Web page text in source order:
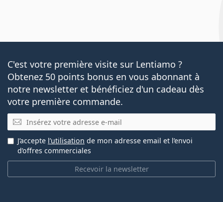
C'est votre première visite sur Lentiamo ?
Obtenez 50 points bonus en vous abonnant à
notre newsletter et bénéficiez d'un cadeau dès
votre première commande.
E-mail
Recevoir la newsletter
J’accepte l’utilisation de mon adresse email et l’envoi
d’offres commerciales